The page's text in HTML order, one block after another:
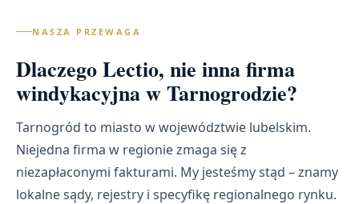
NASZA PRZEWAGA
Dlaczego Lectio, nie inna firma
windykacyjna w Tarnogrodzie?
Tarnogród to miasto w województwie lubelskim.
Niejedna firma w regionie zmaga się z
niezapłaconymi fakturami. My jesteśmy stąd – znamy
lokalne sądy, rejestry i specyfikę regionalnego rynku.